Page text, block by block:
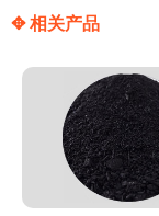
✥ 相关产品